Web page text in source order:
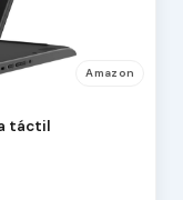
Amazon
táctil